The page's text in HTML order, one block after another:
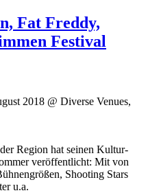
Fat Freddy,
Festival
2018 @ Diverse Venues,
Region hat seinen Kultur-
veröffentlicht: Mit von
Shooting Stars
u.a.